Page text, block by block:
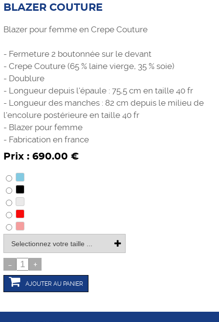
BLAZER COUTURE
Blazer pour femme en Crepe Couture
- Fermeture 2 boutonnée sur le devant
- Crepe Couture (65 % laine vierge, 35 % soie)
- Doublure
- Longueur depuis l'épaule : 75,5 cm en taille 40 fr
- Longueur des manches : 82 cm depuis le milieu de
l'encolure postérieure en taille 40 fr
- Blazer pour femme
- Fabrication en france
Prix : 690.00 €
- +
AJOUTER AU PANIER